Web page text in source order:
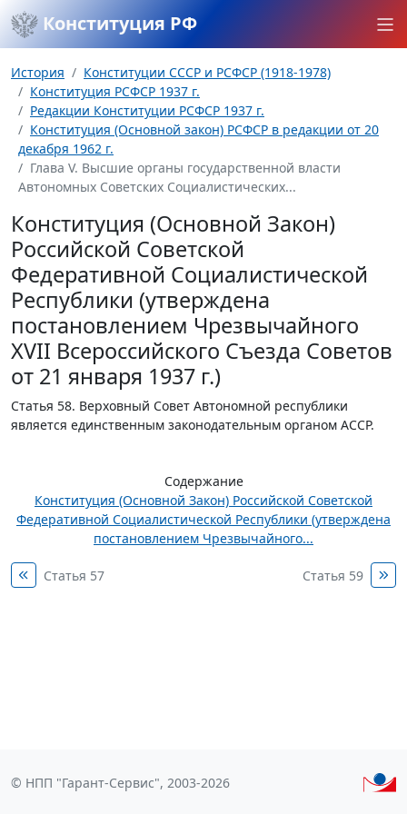
Конституция РФ
История
Конституции СССР и РСФСР (1918-1978)
Конституция РСФСР 1937 г.
Редакции Конституции РСФСР 1937 г.
Конституция (Основной закон) РСФСР в редакции от 20
декабря 1962 г.
Глава V. Высшие органы государственной власти
Автономных Советских Социалистических...
Конституция (Основной Закон)
Российской Советской
Федеративной Социалистической
Республики (утверждена
постановлением Чрезвычайного
XVII Всероссийского Съезда Советов
от 21 января 1937 г.)
Статья 58. Верховный Совет Автономной республики
является единственным законодательным органом АССР.
Содержание
Конституция (Основной Закон) Российской Советской
Федеративной Социалистической Республики (утверждена
постановлением Чрезвычайного...
Статья 57 Статья 59
© НПП "Гарант-Сервис", 2003-2026